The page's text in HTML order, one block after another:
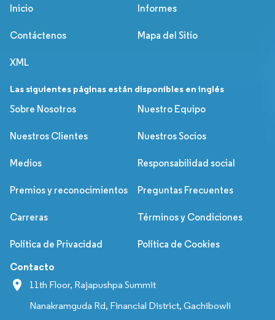
Inicio Informes
Contáctenos Mapa del Sitio
XML
Las siguientes páginas están disponibles en inglés
Sobre Nosotros
Nuestro Equipo
Nuestros Clientes Nuestros Socios
Medios Responsabilidad social
Premios y reconocimientos Preguntas Frecuentes
Carreras Términos y Condiciones
Política de Privacidad Política de Cookies
Contacto
11th Floor, Rajapushpa Summit
Nanakramguda Rd, Financial District, Gachibowli